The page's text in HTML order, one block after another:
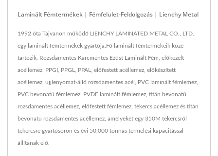
Laminált Fémtermékek | Fémfelület-Feldolgozás | Lienchy Metal
1992 óta Tajvanon működő LIENCHY LAMINATED METAL CO., LTD.
egy laminált fémtermékek gyártója.Fő laminált fémtermékeik közé
tartozik, Rozsdamentes Karcmentes Ezüst Laminált Fém, előkezelt
acéllemez, PPGI, PPGL, PPAL, előfestett acéllemez, előkészített
acéllemez, ujjlenyomat-álló rozsdamentes acél, PVC laminált fémlemez,
PVC bevonatú fémlemez, PVDF laminált fémlemez, titán bevonatú
rozsdamentes acéllemez, előfestett fémlemez, tekercs acéllemez és titán
bevonatú rozsdamentes acéllemez, amelyeket egy 350M tekercsről
tekercsre gyártósoron és évi 50,000 tonnás termelési kapacitással
állítanak elő.